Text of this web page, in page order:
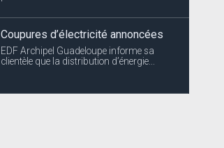
Coupures d’électricité annoncées
EDF Archipel Guadeloupe informe sa
clientèle que la distribution d’énergie...